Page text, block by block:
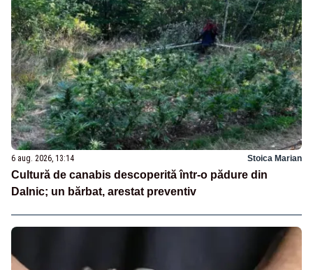
6 aug. 2026, 13:14 Stoica Marian
Cultură de canabis descoperită într-o pădure din
Dalnic; un bărbat, arestat preventiv